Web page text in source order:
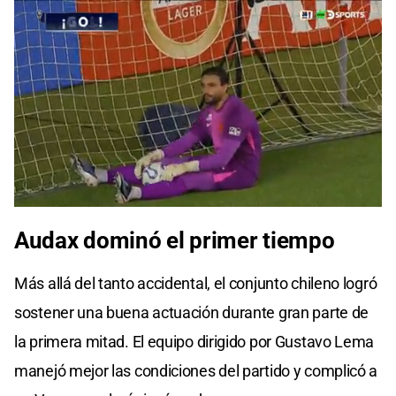
Audax dominó el primer tiempo
Más allá del tanto accidental, el conjunto chileno logró
sostener una buena actuación durante gran parte de
la primera mitad. El equipo dirigido por Gustavo Lema
manejó mejor las condiciones del partido y complicó a